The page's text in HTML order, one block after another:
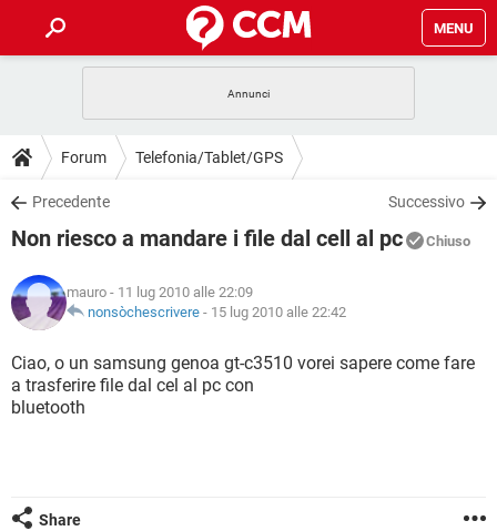
MENU
INTRATTENIMENTO ANDROID
iOS
INSTAGRAM WHATSAPP
TIKTOK
HARDWARE
GUIDE
COVID-19 GAMING
INSTAGRAM
TIKTOK
HARDWARE
DOWNLOAD
COVID-19 GAMING
INTRATTENIMENTO
iOS WINDOWS 10
INSTAGRAM WHATSAPP
TIKTOK
COVID-19
INTRATTENIMENTO
iOS WINDOWS 10
INSTAGRAM
GLOSSARIO
COVID-19 GAMING
INTRATTENIMENTO
TIKTOK
Forum Telefonia/Tablet/GPS
Precedente Successivo
Non riesco a mandare i file dal cell al pc Chiuso
mauro - 11 lug 2010 alle 22:09
nonsòchescrivere - 15 lug 2010 alle 22:42
Ciao, o un samsung genoa gt-c3510 vorei sapere come fare
a trasferire file dal cel al pc con
bluetooth
Share